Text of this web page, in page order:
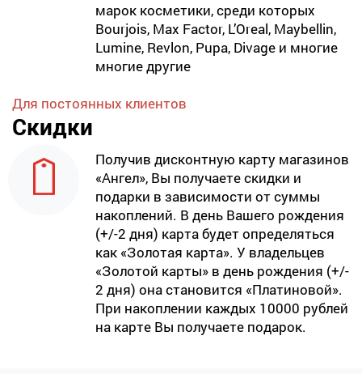
марок косметики, среди которых
Bourjois, Max Factor, L’Oreal, Maybellin,
Lumine, Revlon, Pupa, Divage и многие
многие другие
Для постоянных клиентов
Скидки
Получив дисконтную карту магазинов
«Ангел», Вы получаете скидки и
подарки в зависимости от суммы
накоплений. В день Вашего рождения
(+/-2 дня) карта будет определяться
как «Золотая карта». У владельцев
«Золотой карты» в день рождения (+/-
2 дня) она становится «Платиновой».
При накоплении каждых 10000 рублей
на карте Вы получаете подарок.